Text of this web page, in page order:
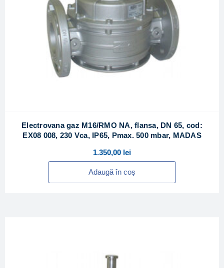
Electrovana gaz M16/RMO NA, flansa, DN 65, cod:
EX08 008, 230 Vca, IP65, Pmax. 500 mbar, MADAS
1.350,00 lei
Adaugă în coș